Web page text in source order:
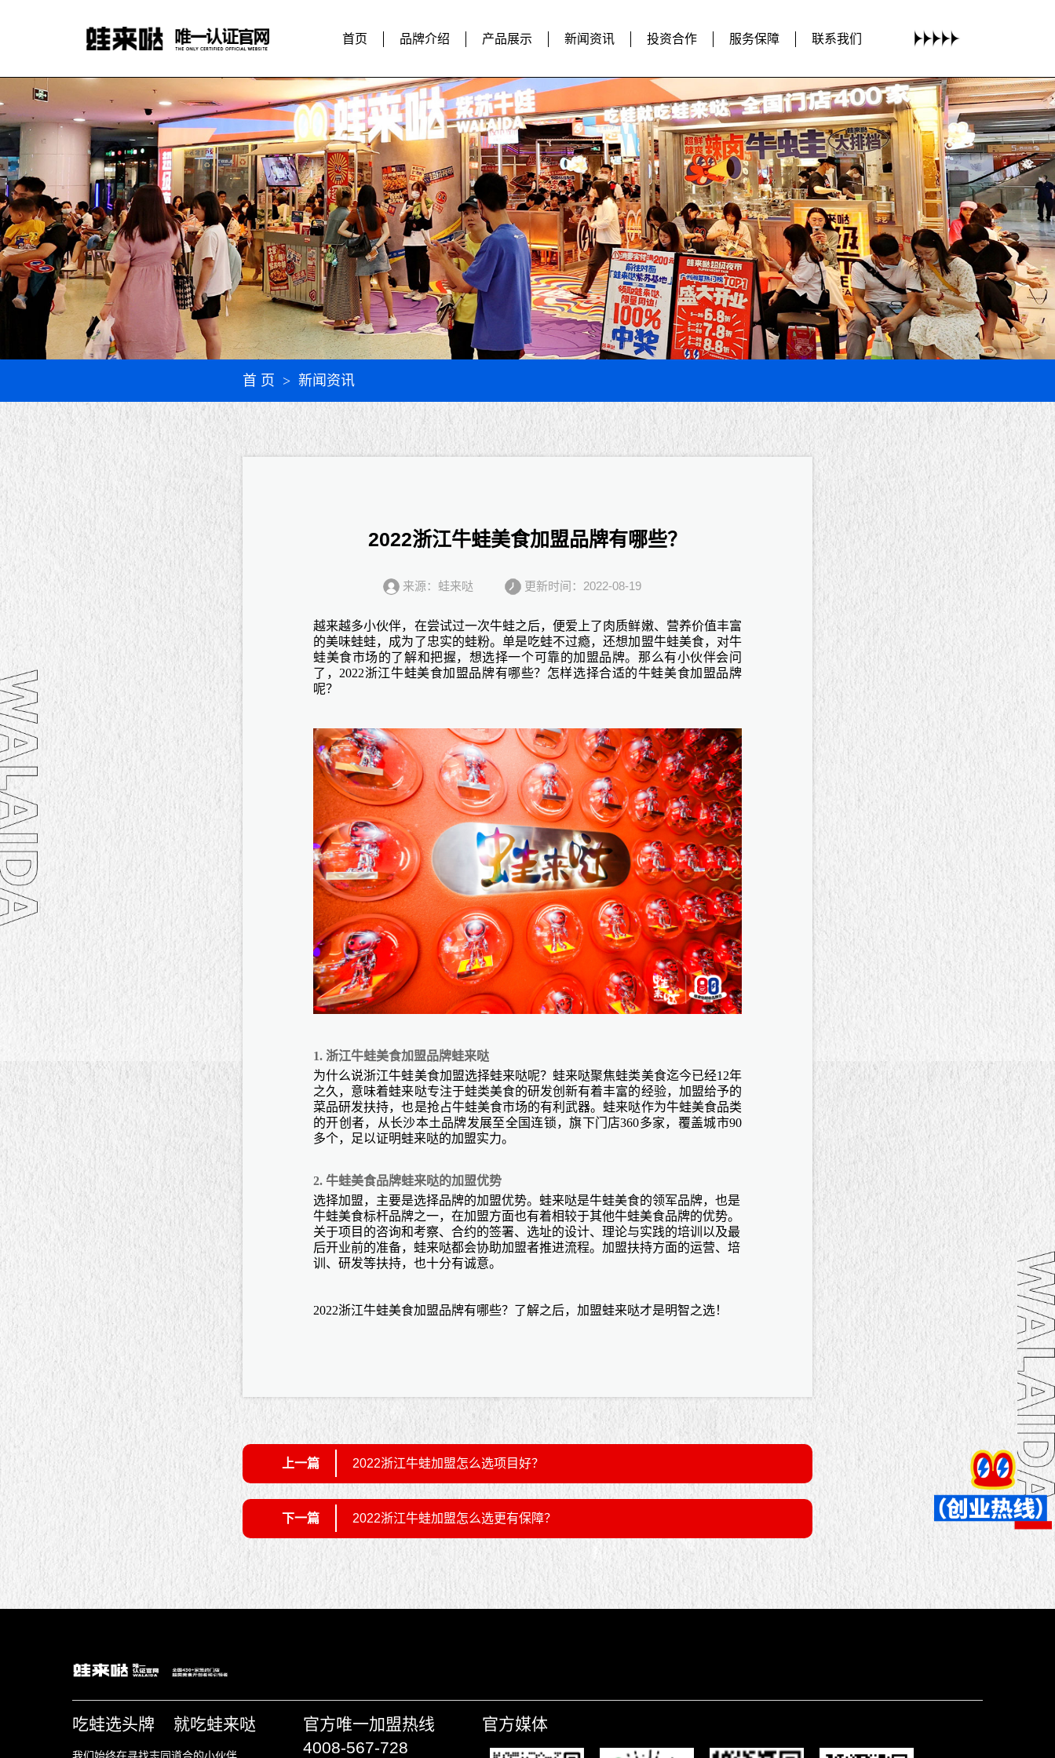
首页 品牌介绍 产品展示 新闻资讯 投资合作 服务保障 联系我们
首 页 > 新闻资讯
2022浙江牛蛙美食加盟品牌有哪些？
来源：蛙来哒 更新时间：2022-08-19
越来越多小伙伴，在尝试过一次牛蛙之后，便爱上了肉质鲜嫩、营养价值丰富
的美味蛙蛙，成为了忠实的蛙粉。单是吃蛙不过瘾，还想加盟牛蛙美食，对牛
蛙美食市场的了解和把握，想选择一个可靠的加盟品牌。那么有小伙伴会问
了， 2022浙江牛蛙美食加盟品牌有哪些？怎样选择合适的牛蛙美食加盟品牌
呢？
1.浙江牛蛙美食加盟品牌蛙来哒
为什么说浙江牛蛙美食加盟选择蛙来哒呢？蛙来哒聚焦蛙类美食迄今已经12年
之久，意味着蛙来哒专注于蛙类美食的研发创新有着丰富的经验，加盟给予的
菜品研发扶持，也是抢占牛蛙美食市场的有利武器。蛙来哒作为牛蛙美食品类
的开创者，从长沙本土品牌发展至全国连锁，旗下门店360多家，覆盖城市90
多个，足以证明蛙来哒的加盟实力。
2.牛蛙美食品牌蛙来哒的加盟优势
选择加盟，主要是选择品牌的加盟优势。蛙来哒是牛蛙美食的领军品牌，也是
牛蛙美食标杆品牌之一，在加盟方面也有着相较于其他牛蛙美食品牌的优势。
关于项目的咨询和考察、合约的签署、选址的设计、理论与实践的培训以及最
后开业前的准备，蛙来哒都会协助加盟者推进流程。加盟扶持方面的运营、培
训、研发等扶持，也十分有诚意。
2022浙江牛蛙美食加盟品牌有哪些？了解之后，加盟蛙来哒才是明智之选！
上一篇 2022浙江牛蛙加盟怎么选项目好？
下一篇 2022浙江牛蛙加盟怎么选更有保障？
吃蛙选头牌 就吃蛙来哒
官方唯一加盟热线
4008-567-728
官方媒体